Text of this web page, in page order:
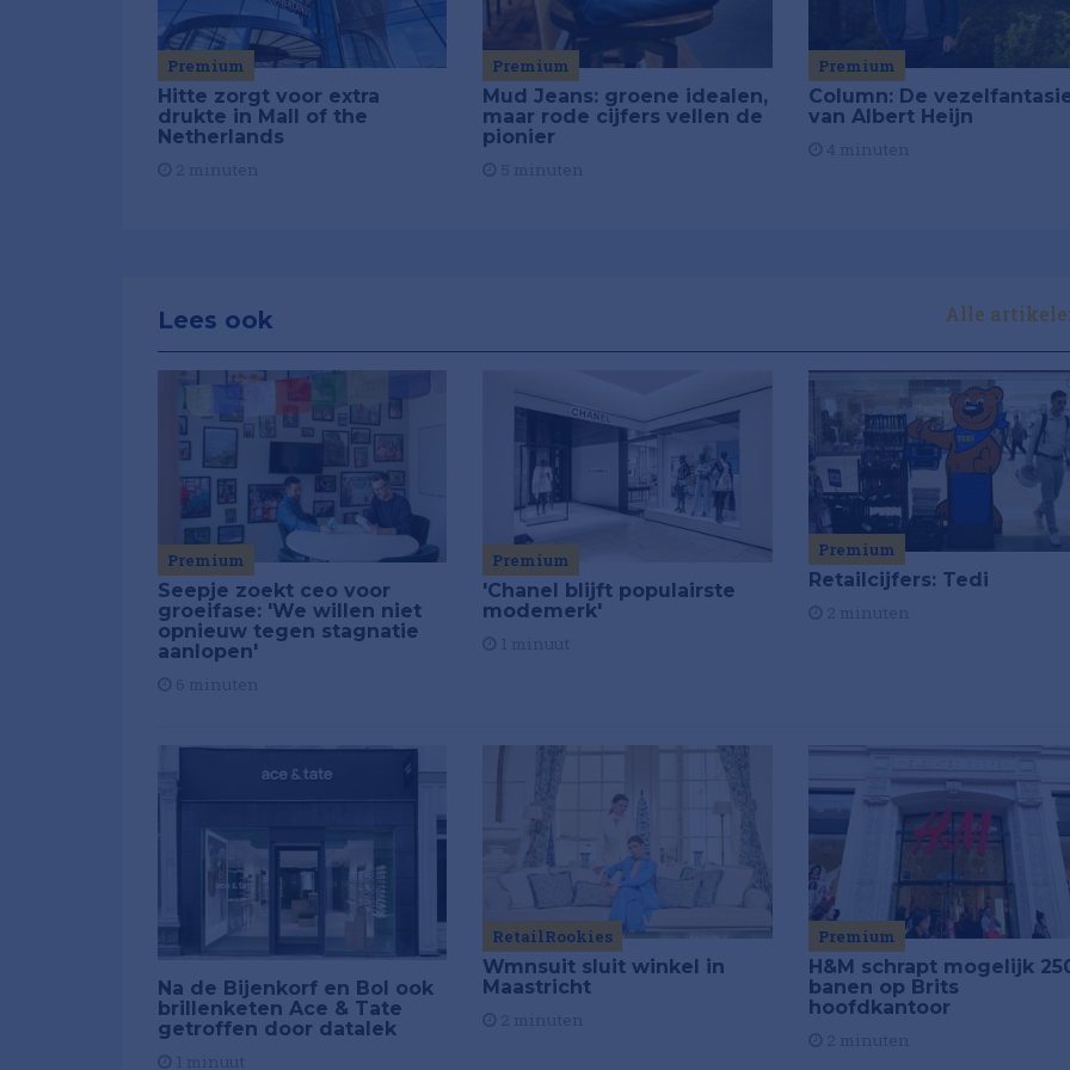
Premium
Hitte zorgt voor extra
drukte in Mall of the
Netherlands
Premium
Mud Jeans: groene idealen,
maar rode cijfers vellen de
pionier
Premium
Column: De
van Albert Heijn
Lees ook Alle
Premium
Seepje zoekt ceo voor
groeifase: 'We willen niet
opnieuw tegen stagnatie
aanlopen'
Premium
'Chanel blijft populairste
modemerk'
Premium
Retailcijfers: Tedi
Na de Bijenkorf en Bol ook
brillenketen Ace & Tate
getroffen door datalek
RetailRookies
Wmnsuit sluit winkel in
Maastricht
Premium
H&M schrapt mogelijk
banen op Brits
hoofdkantoor